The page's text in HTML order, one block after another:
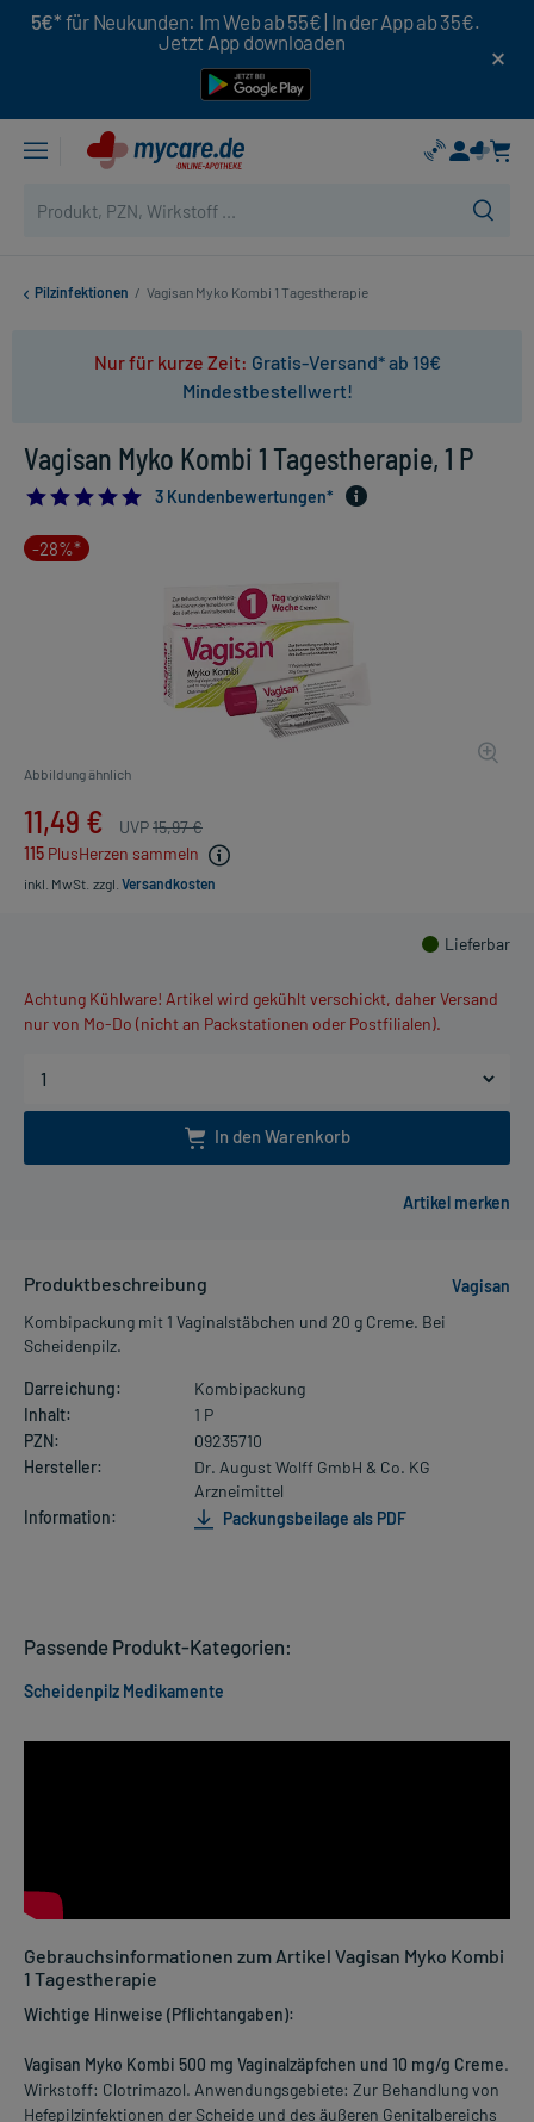
5€* für Neukunden: Im Web ab 55€ | In der App ab 35€.
Jetzt App downloaden
Pilzinfektionen / Vagisan Myko Kombi 1 Tagestherapie
Nur für kurze Zeit: Gratis-Versand* ab 19€
Mindestbestellwert!
Vagisan Myko Kombi 1 Tagestherapie, 1 P
5.0
3 Kundenbewertungen*
-28%*
Abbildung ähnlich
11,49 € UVP15,97 €
115 PlusHerzen sammeln
inkl. MwSt. zzgl. Versandkosten
Lieferbar
Achtung Kühlware! Artikel wird gekühlt verschickt, daher Versand
nur von Mo-Do (nicht an Packstationen oder Postfilialen).
In den Warenkorb
Produktbeschreibung
Vagisan
Kombipackung mit 1 Vaginalstäbchen und 20 g Creme. Bei
Scheidenpilz.
Darreichung:
Kombipackung
Inhalt:
1 P
PZN:
09235710
Hersteller:
Dr. August Wolff GmbH & Co. KG
Arzneimittel
Information:
Packungsbeilage als PDF
Gebrauchsinformationen zum Artikel Vagisan Myko Kombi
1 Tagestherapie
Wichtige Hinweise (Pflichtangaben):
Vagisan Myko Kombi 500 mg Vaginalzäpfchen und 10 mg/g Creme.
Wirkstoff: Clotrimazol. Anwendungsgebiete: Zur Behandlung von
Hefepilzinfektionen der Scheide und des äußeren Genitalbereichs
Passende Produkt-Kategorien:
Scheidenpilz Medikamente